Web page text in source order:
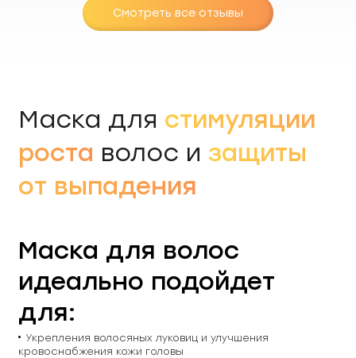
сэкономить. Но экономия того не стоила,
всё не
. За качество приходиться платить. Больше О-
Смотреть все отзывы
Маска для стимуляции
роста волос и защиты
от выпадения
Маска для волос
идеально подойдет
для:
Укрепления волосяных луковиц и улучшения
кровоснабжения кожи головы